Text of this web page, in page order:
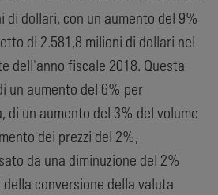
di dollari, con un aumento del 9%
di 2.581,8 milioni di dollari nel
dell'anno fiscale 2018. Questa
un aumento del 6% per
di un aumento del 3% del volume
dei prezzi del 2%,
da una diminuzione del 2%
conversione della valuta